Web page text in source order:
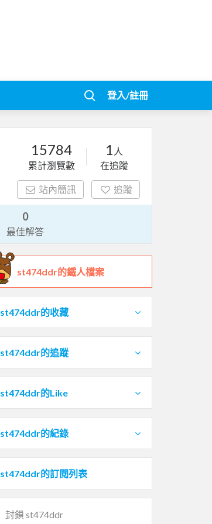
登入/註冊
15784
累計瀏覽數
1 人
在追蹤
站內簡訊 追蹤
0
最佳解答
st474ddr的鐵人檔案
st474ddr的收藏
st474ddr的追蹤
st474ddr的Like
st474ddr的紀錄
st474ddr的訂閱列表
封鎖 st474ddr